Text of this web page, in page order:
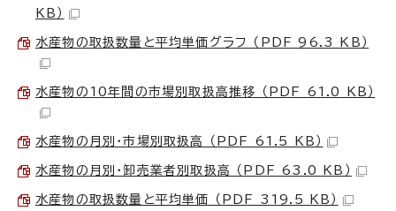
KB）
水産物の取扱数量と平均単価グラフ （PDF 96.3 KB）
水産物の10年間の市場別取扱高推移 （PDF 61.0 KB）
水産物の月別・市場別取扱高 （PDF 61.5 KB）
水産物の月別・卸売業者別取扱高 （PDF 63.0 KB）
水産物の取扱数量と平均単価 （PDF 319.5 KB）